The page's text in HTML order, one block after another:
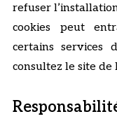
refuser
cookies peut
certains services
consultez le site de